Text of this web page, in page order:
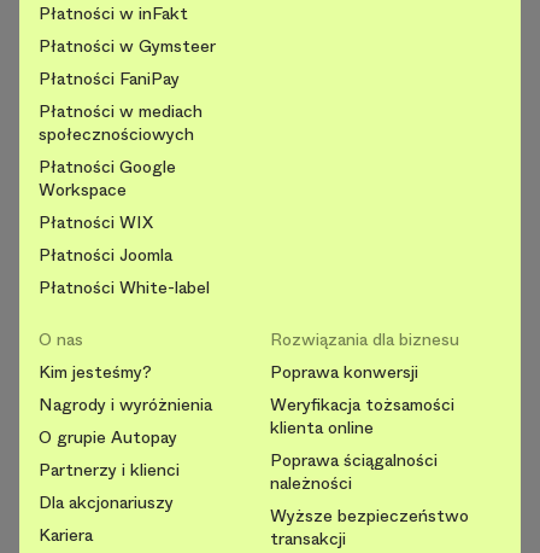
Płatności w inFakt
Płatności w Gymsteer
Płatności FaniPay
Płatności w mediach
społecznościowych
Płatności Google
Workspace
Płatności WIX
Płatności Joomla
Płatności White-label
O nas
Kim jesteśmy?
Nagrody i wyróżnienia
O grupie Autopay
Partnerzy i klienci
Dla akcjonariuszy
Kariera
Rozwiązania dla biznesu
Poprawa konwersji
Weryfikacja tożsamości
klienta online
Poprawa ściągalności
należności
Wyższe bezpieczeństwo
transakcji